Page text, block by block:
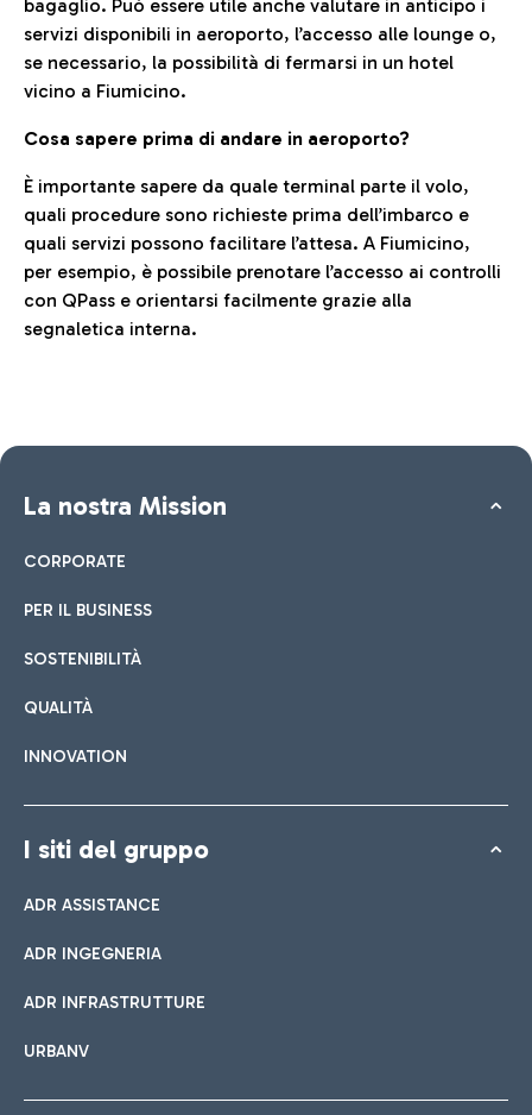
bagaglio. Può essere utile anche valutare in anticipo i
servizi disponibili in aeroporto, l’accesso alle lounge o,
se necessario, la possibilità di fermarsi in un hotel
vicino a Fiumicino.
Cosa sapere prima di andare in aeroporto?
È importante sapere da quale terminal parte il volo,
quali procedure sono richieste prima dell’imbarco e
quali servizi possono facilitare l’attesa. A Fiumicino,
per esempio, è possibile prenotare l’accesso ai controlli
con QPass e orientarsi facilmente grazie alla
segnaletica interna.
La nostra Mission
CORPORATE
PER IL BUSINESS
SOSTENIBILITÀ
QUALITÀ
INNOVATION
I siti del gruppo
ADR ASSISTANCE
ADR INGEGNERIA
ADR INFRASTRUTTURE
URBANV